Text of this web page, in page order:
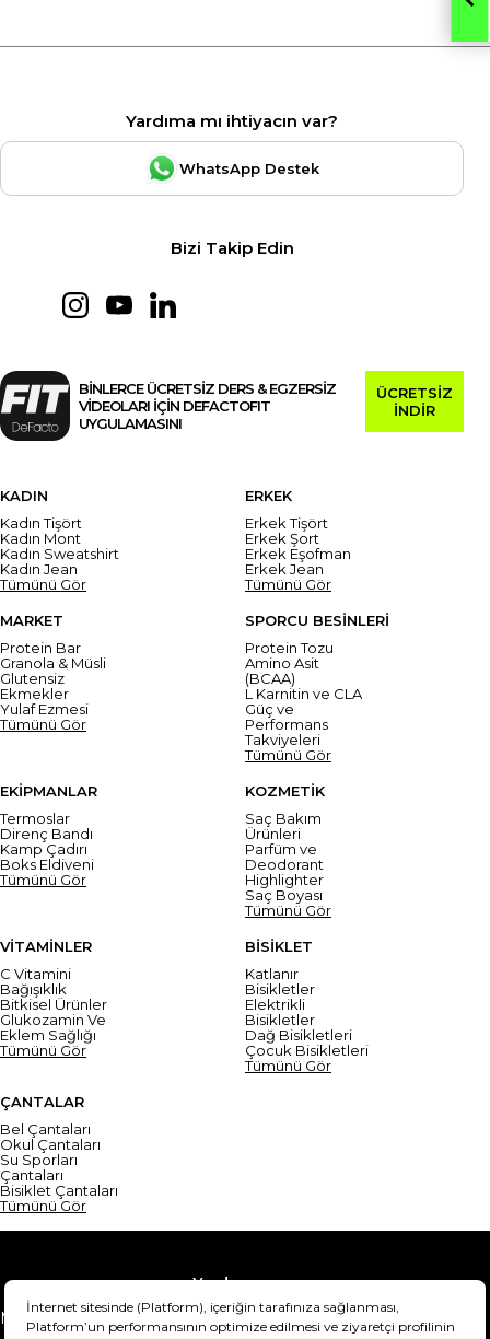
Yardıma mı ihtiyacın var?
WhatsApp Destek
Bizi Takip Edin
BİNLERCE ÜCRETSİZ DERS & EGZERSİZ
VİDEOLARI İÇİN DEFACTOFIT
UYGULAMASINI
ÜCRETSİZ
İNDİR
KADIN
Kadın Tişört
Kadın Mont
Kadın Sweatshirt
Kadın Jean
Tümünü Gör
ERKEK
Erkek Tişört
Erkek Şort
Erkek Eşofman
Erkek Jean
Tümünü Gör
MARKET
Protein Bar
Granola & Müsli
Glutensiz
Ekmekler
Yulaf Ezmesi
Tümünü Gör
SPORCU BESİNLERİ
Protein Tozu
Amino Asit
(BCAA)
L Karnitin ve CLA
Güç ve
Performans
Takviyeleri
Tümünü Gör
EKİPMANLAR
Termoslar
Direnç Bandı
Kamp Çadırı
Boks Eldiveni
Tümünü Gör
KOZMETİK
Saç Bakım
Ürünleri
Parfüm ve
Deodorant
Highlighter
Saç Boyası
Tümünü Gör
VİTAMİNLER
C Vitamini
Bağışıklık
Bitkisel Ürünler
Glukozamin Ve
Eklem Sağlığı
Tümünü Gör
BİSİKLET
Katlanır
Bisikletler
Elektrikli
Bisikletler
Dağ Bisikletleri
Çocuk Bisikletleri
Tümünü Gör
ÇANTALAR
Bel Çantaları
Okul Çantaları
Su Sporları
Çantaları
Bisiklet Çantaları
Tümünü Gör
Yardım
Mesafeli Satış Sözleşmesi
Teslimat Bilgisi